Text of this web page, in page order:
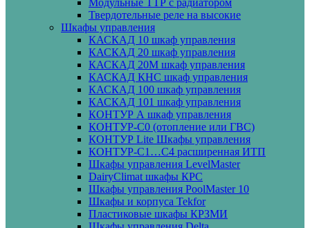
Модульные ТТР с радиатором
Твердотельные реле на высокие
Шкафы управления
КАСКАД 10 шкаф управления
КАСКАД 20 шкаф управления
КАСКАД 20М шкаф управления
КАСКАД КНС шкаф управления
КАСКАД 100 шкаф управления
КАСКАД 101 шкаф управления
КОНТУР А шкаф управления
КОНТУР-С0 (отопление или ГВС)
КОНТУР Lite Шкафы управления
КОНТУР-С1…С4 расширенная ИТП
Шкафы управления LevelMaster
DairyClimat шкафы КРС
Шкафы управления PoolMaster 10
Шкафы и корпуса Tekfor
Пластиковые шкафы КРЗМИ